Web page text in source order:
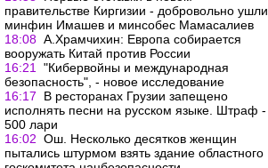
правительстве Киргизии - добровольно ушли
минфин Имашев и минсобес Мамасалиев
18:08 А.Храмчихин: Европа собирается
вооружать Китай против России
16:21
"Кибервойны и международная
безопасность", - новое исследование
16:17
В ресторанах Грузии запещено
исполнять песни на русском языке. Штраф -
500 лари
16:02 Ош. Несколько десятков женщин
пытались штурмом взять здание областного